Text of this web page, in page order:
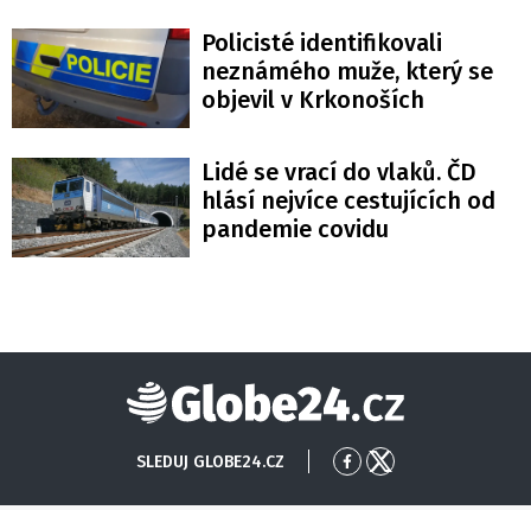
Policisté identifikovali
neznámého muže, který se
objevil v Krkonoších
Lidé se vrací do vlaků. ČD
hlásí nejvíce cestujících od
pandemie covidu
Globe24
SLEDUJ GLOBE24.CZ
PřejítPřejít